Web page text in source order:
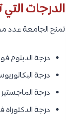
الدرجات
تمنح الجامعة عدد
درجة الدبلوم
درجة
درجة الماجستير
درجة الدكتوراه